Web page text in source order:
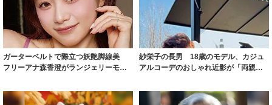
ガーターベルトで際立つ妖艶脚線美
フリーアナ森香澄がランジェリーモデ
紗栄子の長男 18歳のモデル、カジュ
アルコーデのおしゃれ近影が「両親の